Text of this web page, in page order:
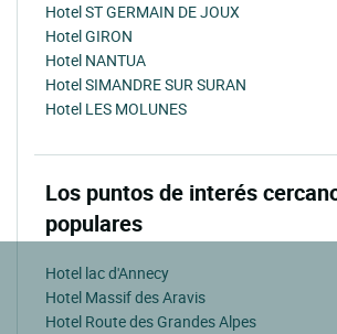
Hotel ST GERMAIN DE JOUX
Hotel GIRON
Hotel NANTUA
Hotel SIMANDRE SUR SURAN
Hotel LES MOLUNES
Los puntos de interés
populares
Hotel lac d'Annecy
Hotel Massif des Aravis
Hotel Route des Grandes Alpes